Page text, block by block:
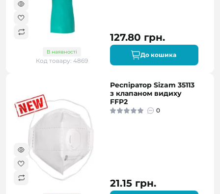
В наявності
Код товару: 4869
127.80 грн.
До кошика
Респіратор Sizam 35113
з клапаном видиху
FFP2
0
21.15 грн.